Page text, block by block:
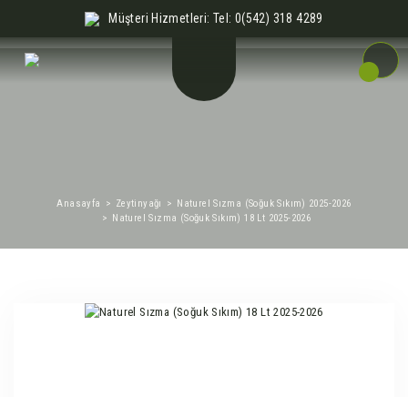
Müşteri Hizmetleri: Tel: 0(542) 318 4289
Anasayfa Zeytinyağı
Naturel Sızma (Soğuk Sıkım) 2025-2026
Naturel Sızma (Soğuk Sıkım) 18 Lt 2025-2026